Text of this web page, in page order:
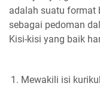
adalah suatu format
sebagai pedoman
Kisi-kisi yang baik
Mewakili isi